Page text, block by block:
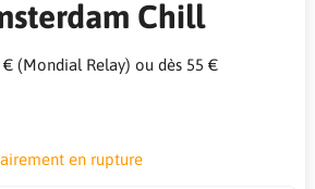
Chill
(Mondial Relay) ou dès 55 €
en rupture